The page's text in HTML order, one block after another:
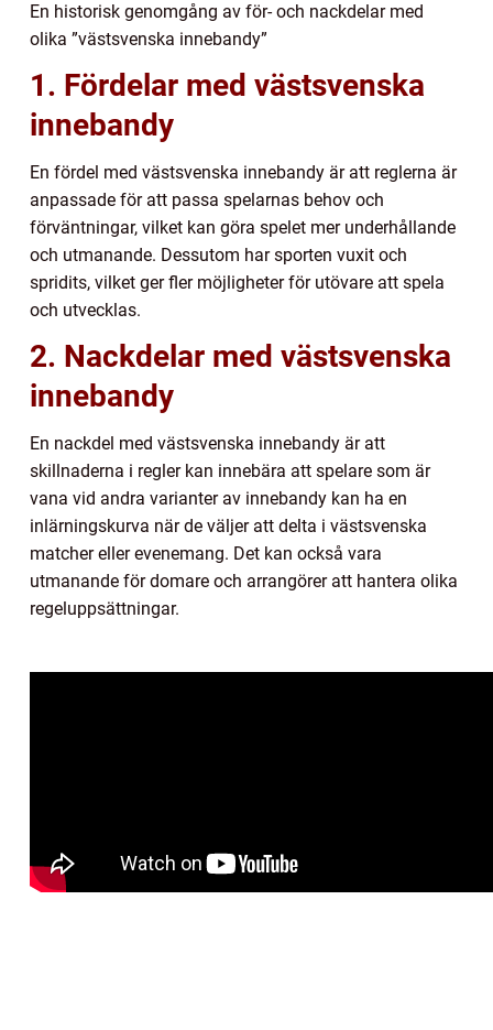
En historisk genomgång av för- och nackdelar med
olika ”västsvenska innebandy”
1. Fördelar med västsvenska
innebandy
En fördel med västsvenska innebandy är att reglerna är
anpassade för att passa spelarnas behov och
förväntningar, vilket kan göra spelet mer underhållande
och utmanande. Dessutom har sporten vuxit och
spridits, vilket ger fler möjligheter för utövare att spela
och utvecklas.
2. Nackdelar med västsvenska
innebandy
En nackdel med västsvenska innebandy är att
skillnaderna i regler kan innebära att spelare som är
vana vid andra varianter av innebandy kan ha en
inlärningskurva när de väljer att delta i västsvenska
matcher eller evenemang. Det kan också vara
utmanande för domare och arrangörer att hantera olika
regeluppsättningar.